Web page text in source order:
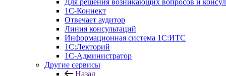
Для решения возникающих вопросов и
1С-Коннект
Отвечает аудитор
Линия консультаций
Информационная система 1С:ИТС
1С:Лекторий
1С-Администратор
Другие сервисы
Назад